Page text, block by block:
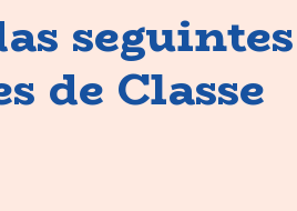
seguintes
de Classe